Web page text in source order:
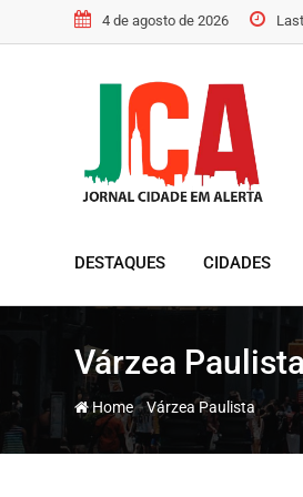
to
4 de agosto de 2026
DESTAQUES CIDADES
Várzea
Home-Várzea Paulista